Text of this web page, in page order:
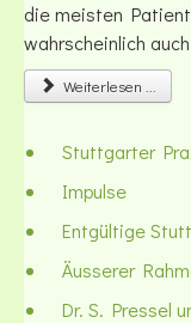
die meisten
wahrscheinlich
Weiterlesen ...
Stuttgarter
Impulse
Entgültige
Äusserer
Dr. S. Pressel